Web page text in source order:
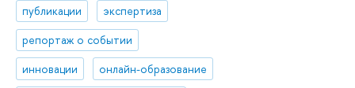
публикации
экспертиза
репортаж о событии
инновации
онлайн-образование